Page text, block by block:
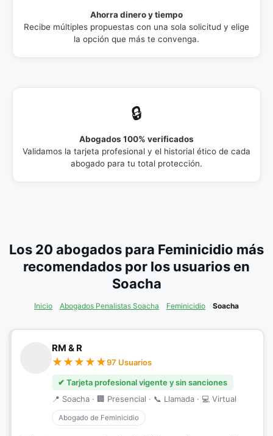
Ahorra dinero y tiempo
Recibe múltiples propuestas con una sola solicitud y elige
la opción que más te convenga.
🔒
Abogados 100% verificados
Validamos la tarjeta profesional y el historial ético de cada
abogado para tu total protección.
Los 20 abogados para Feminicidio más
recomendados por los usuarios en
Soacha
Inicio Abogados Penalistas Soacha Feminicidio Soacha
RM & R
97 Usuarios
✔ Tarjeta profesional vigente y sin sanciones
📍 Soacha · 🏢 Presencial · 📞 Llamada · 💻 Virtual
Abogado de Feminicidio